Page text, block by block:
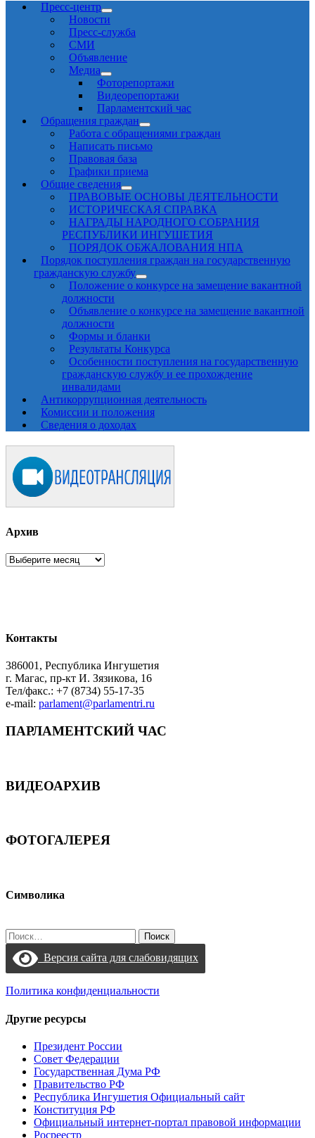
Пресс-центр
Новости
Пресс-служба
СМИ
Объявление
Медиа
Фоторепортажи
Видеорепортажи
Парламентский час
Обращения граждан
Работа с обращениями граждан
Написать письмо
Правовая база
Графики приема
Общие сведения
ПРАВОВЫЕ ОСНОВЫ ДЕЯТЕЛЬНОСТИ
ИСТОРИЧЕСКАЯ СПРАВКА
НАГРАДЫ НАРОДНОГО СОБРАНИЯ
РЕСПУБЛИКИ ИНГУШЕТИЯ
ПОРЯДОК ОБЖАЛОВАНИЯ НПА
Порядок поступления граждан на государственную
гражданскую службу
Положение о конкурсе на замещение вакантной
должности
Объявление о конкурсе на замещение вакантной
должности
Формы и бланки
Результаты Конкурса
Особенности поступления на государственную
гражданскую службу и ее прохождение
инвалидами
Антикоррупционная деятельность
Комиссии и положения
Сведения о доходах
Архив
Архив
Контакты
386001, Республика Ингушетия
г. Магас, пр-кт И. Зязикова, 16
Тел/факс.: +7 (8734) 55-17-35
e-mail: parlament@parlamentri.ru
ПАРЛАМЕНТСКИЙ ЧАС
ВИДЕОАРХИВ
ФОТОГАЛЕРЕЯ
Символика
Найти:
Версия сайта для слабовидящих
Политика конфиденциальности
Другие ресурсы
Президент России
Совет Федерации
Государственная Дума РФ
Правительство РФ
Республика Ингушетия Официальный сайт
Конституция РФ
Официальный интернет-портал правовой информации
Росреестр